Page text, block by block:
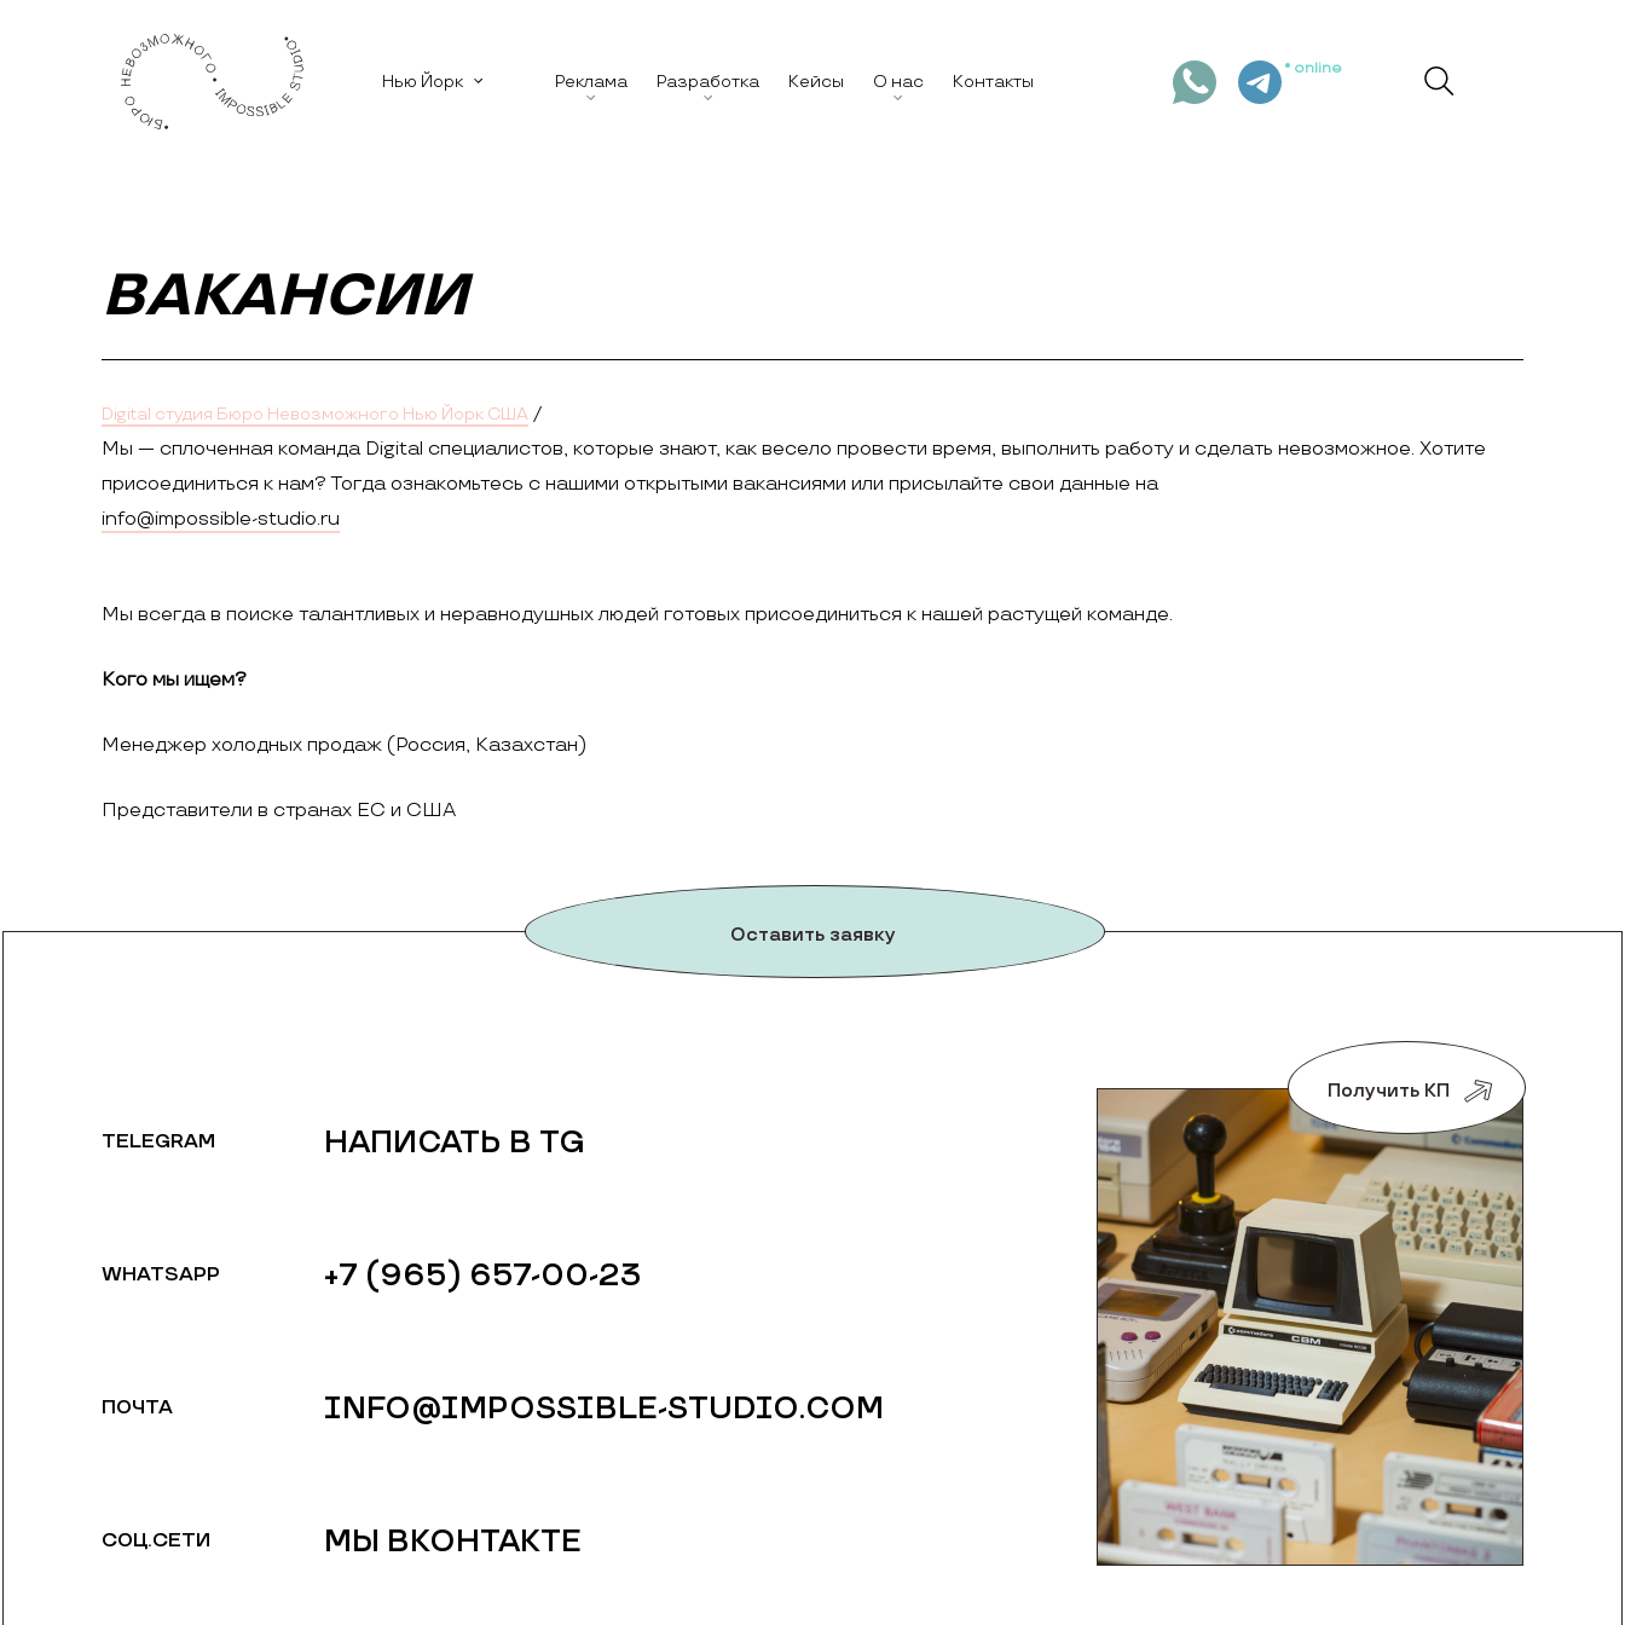
Нью Йорк Реклама Разработка Кейсы О нас Контакты
online
ВАКАНСИИ
Digital студия Бюро Невозможного Нью Йорк США /
Мы — сплоченная команда Digital специалистов, которые знают, как весело провести время, выполнить работу и сделать невозможное. Хотите
присоединиться к нам? Тогда ознакомьтесь с нашими открытыми вакансиями или присылайте свои данные на
info@impossible-studio.ru
Мы всегда в поиске талантливых и неравнодушных людей готовых присоединиться к нашей растущей команде.
Кого мы ищем?
Менеджер холодных продаж (Россия, Казахстан)
Представители в странах ЕС и США
Оставить заявку
TELEGRAM
WHATSAPP
ПОЧТА
СОЦ.СЕТИ
НАПИСАТЬ В TG
+7 (965) 657-00-23
INFO@IMPOSSIBLE-STUDIO.COM
МЫ ВКОНТАКТЕ
Получить КП